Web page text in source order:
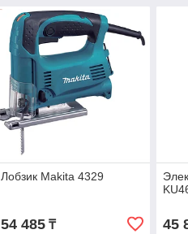
Лобзик Makita 4329
54 485₸ 45